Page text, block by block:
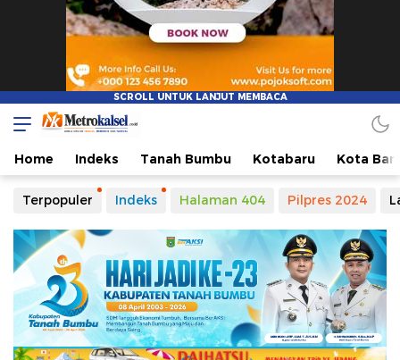
Home Indeks Tanah Bumbu Kotabaru Kota
Terpopuler Indeks Halaman 404 Pilpres 2024